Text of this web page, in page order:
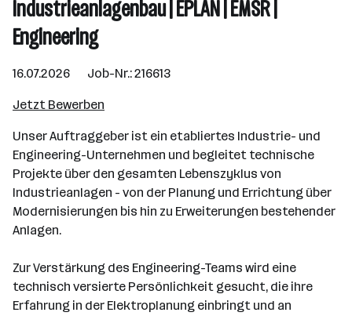
Industrieanlagenbau | EPLAN | EMSR |
Engineering
16.07.2026 Job-Nr.: 216613
Jetzt Bewerben
Unser Auftraggeber ist ein etabliertes Industrie- und
Engineering-Unternehmen und begleitet technische
Projekte über den gesamten Lebenszyklus von
Industrieanlagen - von der Planung und Errichtung über
Modernisierungen bis hin zu Erweiterungen bestehender
Anlagen.
Zur Verstärkung des Engineering-Teams wird eine
technisch versierte Persönlichkeit gesucht, die ihre
Erfahrung in der Elektroplanung einbringt und an